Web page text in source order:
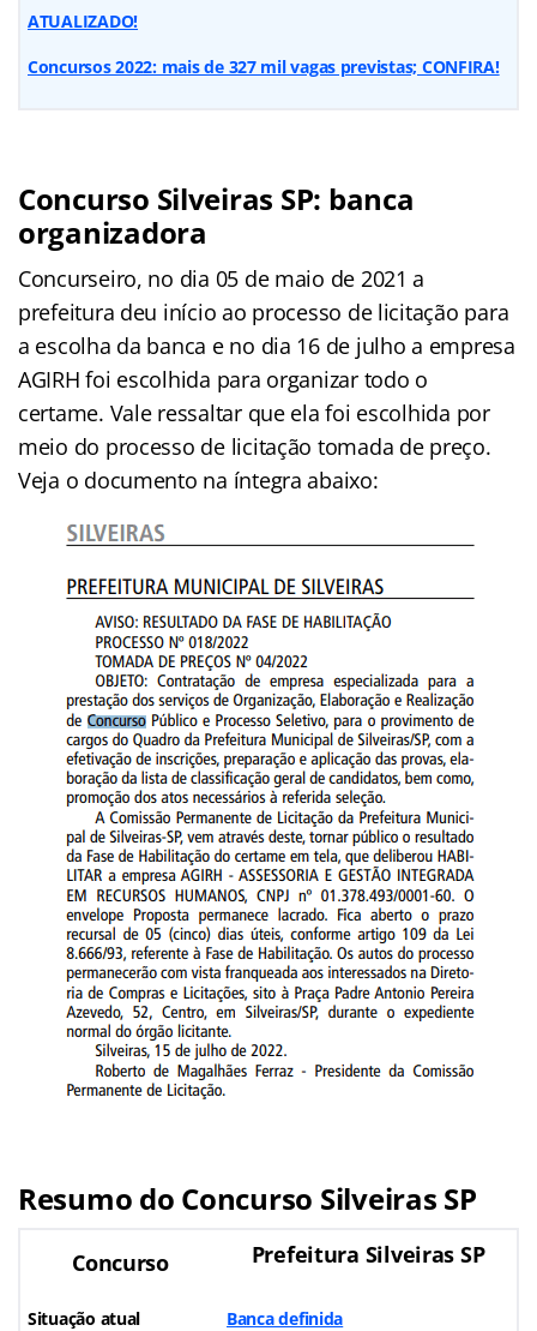
ATUALIZADO!
Concursos 2022: mais de 327 mil vagas previstas; CONFIRA!
Concurso Silveiras SP: banca
organizadora
Concurseiro, no dia 05 de maio de 2021 a
prefeitura deu início ao processo de licitação para
a escolha da banca e no dia 16 de julho a empresa
AGIRH foi escolhida para organizar todo o
certame. Vale ressaltar que ela foi escolhida por
meio do processo de licitação tomada de preço.
Veja o documento na íntegra abaixo:
Resumo do Concurso Silveiras SP
Concurso Prefeitura Silveiras SP
Situação atual Banca definida